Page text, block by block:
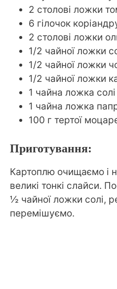
2 столові ложки
6 гілочок
2 столові ложки
1/2 чайної ложки
1/2 чайної ложки
1/2 чайної ложки
1 чайна ложка солі
1 чайна ложка
100 г тертої
Приготування:
Картоплю очищаємо і
великі тонкі слайси.
½ чайної ложки солі,
перемішуємо.